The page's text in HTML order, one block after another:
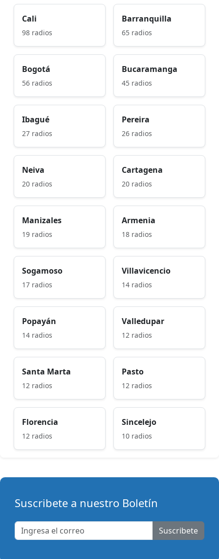
Cali
98 radios
Barranquilla
65 radios
Bogotá
56 radios
Bucaramanga
45 radios
Ibagué
27 radios
Pereira
26 radios
Neiva
20 radios
Cartagena
20 radios
Manizales
19 radios
Armenia
18 radios
Sogamoso
17 radios
Villavicencio
14 radios
Popayán
14 radios
Valledupar
12 radios
Santa Marta
12 radios
Pasto
12 radios
Florencia
12 radios
Sincelejo
10 radios
Suscribete a nuestro Boletín
Suscribete